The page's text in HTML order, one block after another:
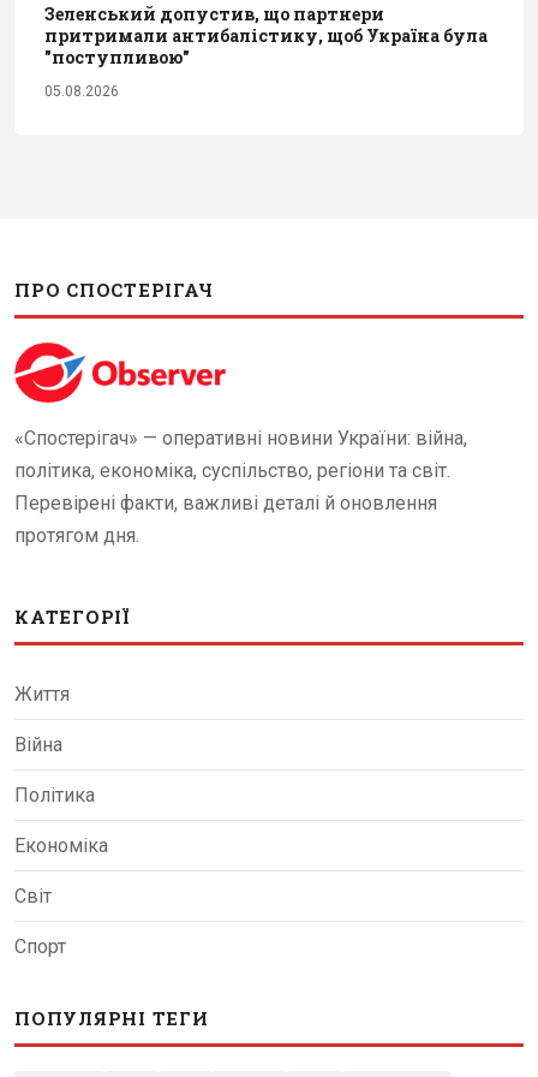
Зеленський допустив, що партнери
притримали антибалістику, щоб Україна була
"поступливою"
05.08.2026
ПРО СПОСТЕРІГАЧ
«Спостерігач» — оперативні новини України: війна,
політика, економіка, суспільство, регіони та світ.
Перевірені факти, важливі деталі й оновлення
протягом дня.
КАТЕГОРІЇ
Життя
Війна
Політика
Економіка
Світ
Спорт
ПОПУЛЯРНІ ТЕГИ